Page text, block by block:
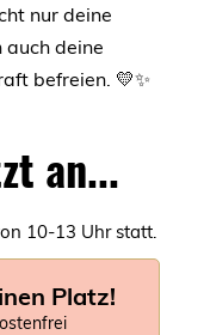
nur deine
auch deine
befreien. 💛✨
an...
10-13 Uhr statt.
Platz!